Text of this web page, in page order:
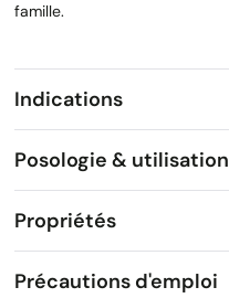
famille.
Indications
Posologie & utilisation
Propriétés
Précautions d'emploi